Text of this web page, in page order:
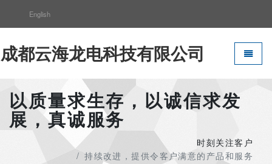
English
成都云海龙电科技有限公司
以质量求生存，以诚信求发
展，真诚服务
时刻关注客户
持续改进，提供令客户满意的产品和服务